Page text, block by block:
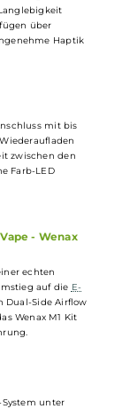
aus und ermöglicht
Es verfügt über
bis
von 0.8
- Wenax M1 Pod
leichten Gewichts
Das intuitive
Zigaretten
des Kits
verfügen über
angenehme